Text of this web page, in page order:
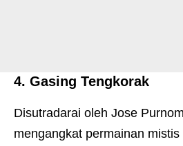
4. Gasing Tengkorak
Disutradarai oleh Jose
mengangkat permainan